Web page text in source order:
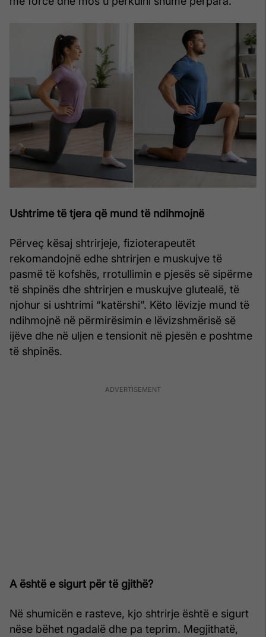
Ushtrime të tjera që mund të ndihmojnë
Përveç kësaj shtrirjeje, fizioterapeutët
rekomandojnë edhe shtrirjen e muskujve të
pasmë të kofshës, rrotullimin e pjesës së sipërme
të shpinës dhe shtrirjen e muskujve glutealë, të
njohur si ushtrimi “katërshi”. Këto lëvizje mund të
ndihmojnë në përmirësimin e lëvizshmërisë së
ijëve dhe në uljen e tensionit në pjesën e poshtme
të shpinës.
A është e sigurt për të gjithë?
Në shumicën e rasteve, kjo shtrirje është e sigurt
nëse bëhet ngadalë dhe pa teprim. Megjithatë,